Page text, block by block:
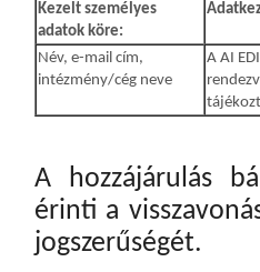
Kezelt személyes
adatok köre:
Név, e-mail cím,
intézmény/cég neve
A AI
A hozzájárulás
érinti a
jogszerűségét.